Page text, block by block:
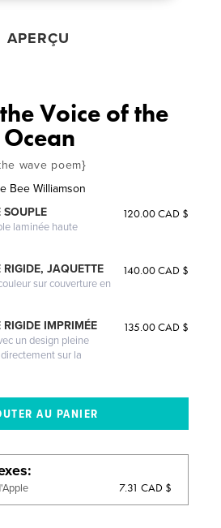
APERÇU
Voice of the
Ocean
wave poem}
Bee Williamson
SOUPLE
laminée haute
120.00 CAD $
RIGIDE, JAQUETTE
sur couverture en
140.00 CAD $
RIGIDE IMPRIMÉE
un design pleine
sur la
135.00 CAD $
7.31 CAD $